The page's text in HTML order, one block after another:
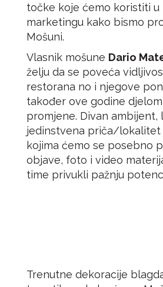
točke koje ćemo koristiti u
marketingu kako bismo
Mošuni.
Vlasnik mošune Dario
želju da se poveća
restorana no i njegove
također ove godine
promjene. Divan ambijent,
jedinstvena priča/lokalitet
kojima ćemo se posebno
objave, foto i video
time privukli pažnju
Trenutne dekoracije